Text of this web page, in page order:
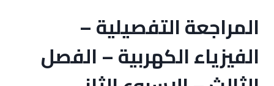
المراجعة التفصيلية –
الفيزياء الكهربية – الفصل